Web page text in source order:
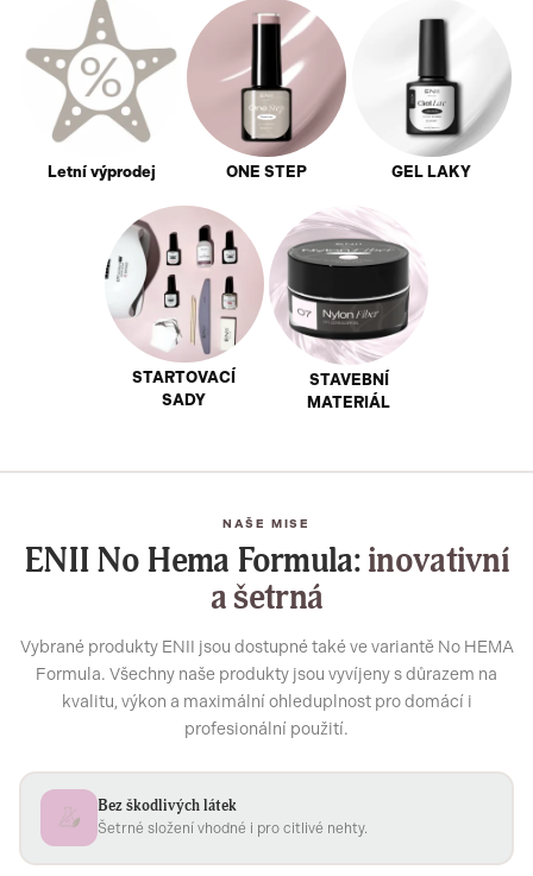
Letní výprodej ONE STEP GEL LAKY
STARTOVACÍ
SADY
STAVEBNÍ
MATERIÁL
NAŠE MISE
ENII No Hema Formula:inovativní
a šetrná
Vybrané produkty ENII jsou dostupné také ve variantě No HEMA
Formula. Všechny naše produkty jsou vyvíjeny s důrazem na
kvalitu, výkon a maximální ohleduplnost pro domácí i
profesionální použití.
Bez škodlivých látek
Šetrné složení vhodné i pro citlivé nehty.